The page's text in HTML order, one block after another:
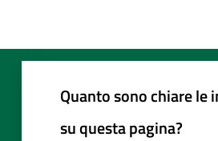
Quanto sono chiare le
su questa pagina?